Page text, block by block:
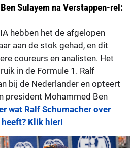
Sulayem na Verstappen-rel:
hebben het de afgelopen
aan de stok gehad, en dit
coureurs en analisten. Het
in de Formule 1. Ralf
bij de Nederlander en opteert
president Mohammed Ben
wat Ralf Schumacher over
Klik hier!